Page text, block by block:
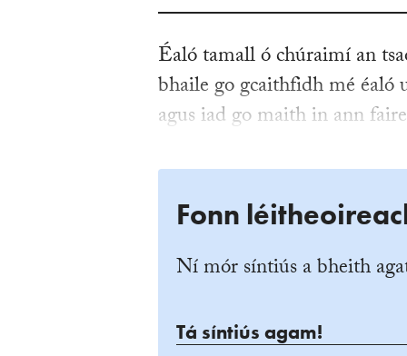
Éaló tamall ó chúraimí an
bhaile go gcaithfidh mé éaló
agus iad go maith in ann
Fonn
Ní mór síntiús a bheith
Tá síntiús agam!